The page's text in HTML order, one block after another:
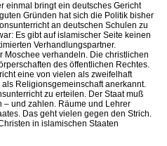
einmal bringt ein deutsches Gericht
Gründen hat sich die Politik bisher
an deutschen Schulen zu
Es gibt auf islamischer Seite keinen
Verhandlungspartner.
Moschee verhandeln. Die christlichen
des öffentlichen Rechtes.
eine von vielen als zweifelhaft
Religionsgemeinschaft anerkannt.
zu erteilen. Der Staat muß
– und zahlen. Räume und Lehrer
Das geht vielen gegen den Strich.
in islamischen Staaten